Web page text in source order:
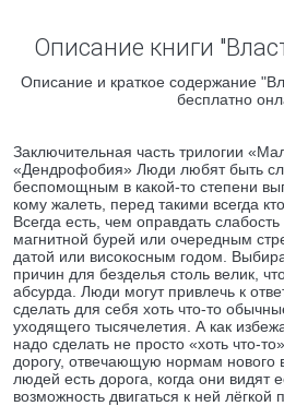
Описание книги
Описание и краткое содержание
бесплатно
Заключительная часть трилогии
«Дендрофобия» Люди любят быть
беспомощным в какой-то степени
кому жалеть, перед такими всегда
Всегда есть, чем оправдать
магнитной бурей или очередным
датой или високосным годом.
причин для безделья столь велик,
абсурда. Люди могут привлечь к
сделать для себя хоть что-то
уходящего тысячелетия. А как
надо сделать не просто «хоть что-
дорогу, отвечающую нормам нового
людей есть дорога, когда они видят
возможность двигаться к ней лёгкой